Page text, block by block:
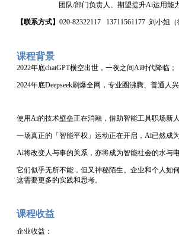
团队/部门负责人、期望提升Ai运用能
【联系方式】 020-82322117 13711561177 刘小姐（
课程背景
2022年底chatGPT横空出世，一夜之间Ai时代降临；
2024年底Deepseek刷爆全网，专业圈沸腾、普通人兴
使用Ai的技术壁垒正在消融，借助智能工具职场新
一场真正的「智能平权」运动正在开启， Ai已然成
Ai将改变人与事的关系，亦将成为智能社会的水与电
它们似乎无所不能，但又神秘陌生。企业和个人如
这需要更多的实践和思考。
课程收益
企业收益：